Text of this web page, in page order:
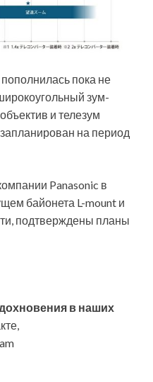
пока не
зум-
и телезум
на период
Panasonic в
байонета L-mount и
подтверждены планы
в наших